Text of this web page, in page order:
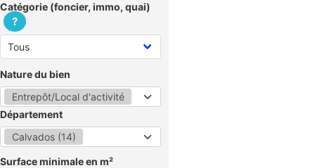
Catégorie (foncier, immo, quai)
?
Nature du bien
Entrepôt/Local d'activité
Département
Calvados (14)
Surface minimale en m²